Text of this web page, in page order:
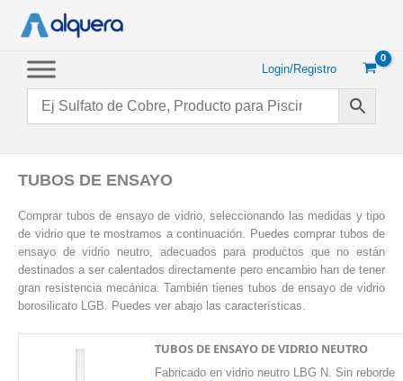
Login/Registro
TUBOS DE ENSAYO
Comprar tubos de ensayo de vidrio, seleccionando las medidas y tipo
de vidrio que te mostramos a continuación. Puedes comprar tubos de
ensayo de vidrio neutro, adecuados para productos que no están
destinados a ser calentados directamente pero encambio han de tener
gran resistencia mecánica. También tienes tubos de ensayo de vidrio
borosilicato LGB. Puedes ver abajo las características.
TUBOS DE ENSAYO DE VIDRIO NEUTRO
Fabricado en vidrio neutro LBG N. Sin reborde